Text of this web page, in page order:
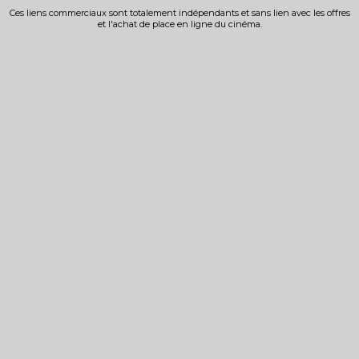
Ces liens commerciaux sont totalement indépendants et sans lien avec les offres
et l'achat de place en ligne du cinéma.